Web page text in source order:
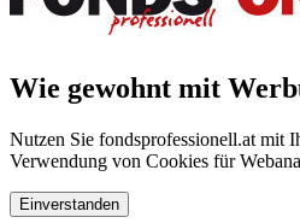
Wie gewohnt mit
Nutzen Sie fondsprofessionell.at mit
Verwendung von Cookies für
Einverstanden